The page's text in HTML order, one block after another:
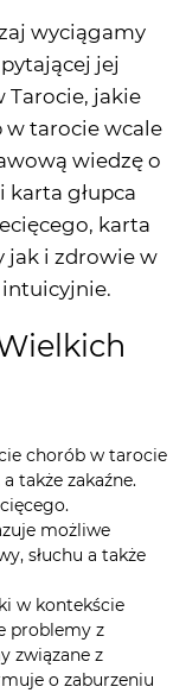
wyciągamy
jej
Tarocie, jakie
w tarocie wcale
wiedzę o
karta głupca
karta
jak i zdrowie w
chorób w tarocie
także zakaźne.
możliwe
słuchu a także
w kontekście
problemy z
związane z
o zaburzeniu